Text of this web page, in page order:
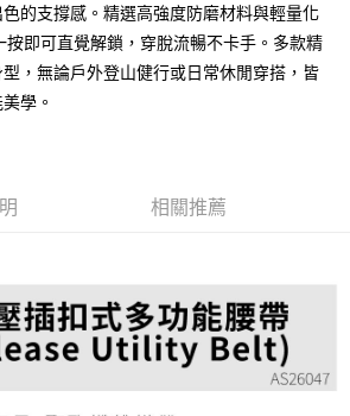
不需綁卡、不需儲值。
簡訊認證，即可結帳。
務後，再付款。
流程】
方式進行付款，方視為交易完成。
先享後付 」之結帳頁面顯示為準，若有關於
消欲退款等相關疑問，請聯繫「AFTEE先享後付
support/home
含以上)免運費
的支撐感。精選高強度防磨材料與輕量化
按即可直覺解鎖，穿脫流暢不卡手。多款精
，無論戶外登山健行或日常休閒穿搭，皆
學。
相關推薦